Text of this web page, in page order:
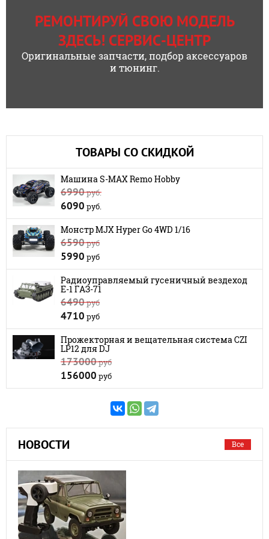
РЕМОНТИРУЙ СВОЮ МОДЕЛЬ
ЗДЕСЬ! СЕРВИС-ЦЕНТР
Оригинальные запчасти, подбор аксессуаров
и тюнинг.
ТОВАРЫ СО СКИДКОЙ
Машина S-MAX Remo Hobby
6990руб.
6090 руб.
Монстр MJX Hyper Go 4WD 1/16
6590руб
5990 руб
Радиоуправляемый гусеничный вездеход
E-1 ГАЗ-71
6490руб
4710 руб
Прожекторная и вещательная система CZI
LP12 для DJ
173000руб
156000 руб
НОВОСТИ Все